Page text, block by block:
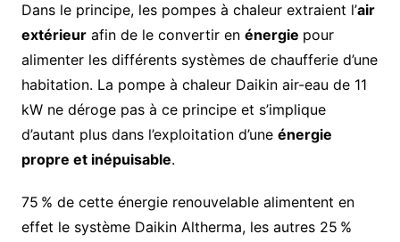
Dans le principe, les pompes à chaleur extraient l’air
extérieurafin de le convertir en énergie pour
alimenter les différents systèmes de chaufferie d’une
habitation. La pompe à chaleur Daikin air-eau de 11
kW ne déroge pas à ce principe et s’implique
d’autant plus dans l’exploitation d’une énergie
propre et inépuisable.
75 % de cette énergie renouvelable alimentent en
effet le système Daikin Altherma, les autres 25 %